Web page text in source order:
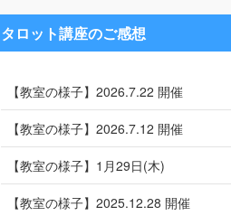
タロット講座のご感想
【教室の様子】2026.7.22 開催
【教室の様子】2026.7.12 開催
【教室の様子】1月29日(木)
【教室の様子】2025.12.28 開催